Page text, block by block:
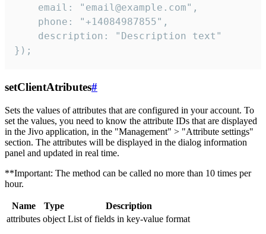
    email: "email@example.com",
    phone: "+14084987855",
    description: "Description text"
});
setClientAtributes#
Sets the values ​​of attributes that are configured in your account. To
set the values, you need to know the attribute IDs that are displayed
in the Jivo application, in the "Management" > "Attribute settings"
section. The attributes will be displayed in the dialog information
panel and updated in real time.
**Important: The method can be called no more than 10 times per
hour.
Name Type
Description
attributes object List of fields in key-value format